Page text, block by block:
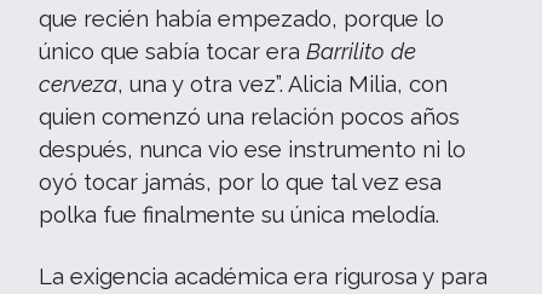
que recién había empezado, porque lo
único que sabía tocar era Barrilito de
cerveza, una y otra vez”. Alicia Milia, con
quien comenzó una relación pocos años
después, nunca vio ese instrumento ni lo
oyó tocar jamás, por lo que tal vez esa
polka fue finalmente su única melodía.
La exigencia académica era rigurosa y para